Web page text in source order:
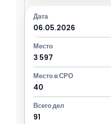
06.05.2026
3 597
40
91